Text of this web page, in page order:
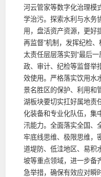
河云管家等数字化治理模
学治污。探索水利与水务
用，盘活资产资源，更好
再监督”机制，发挥纪检
太责任层层落实到“最后
政、审计、纪检等监督举
效使用。严格落实饮用水
景名胜区的保护、利用和
湖板块要切实扛好属地责
化装备和专业化队伍，集
汛能力。全面落实全国、
牢底线思维、极限思维，
道堤防、低洼地区、易积
坡等重点领域，进一步备
急举措，确保有效应对瞬